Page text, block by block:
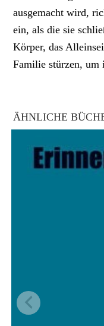
ausgemacht wird,
ein, als die sie
Körper, das
Familie stürzen, um
ÄHNLICHE